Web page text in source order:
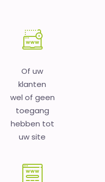
Of uw
klanten
wel of geen
toegang
hebben tot
uw site